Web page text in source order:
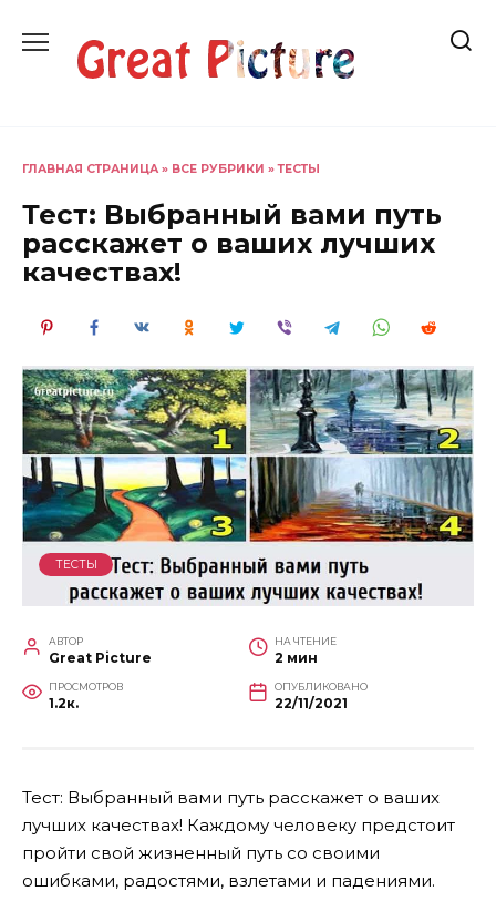
содержанию
ГЛАВНАЯ СТРАНИЦА » ВСЕ РУБРИКИ »ТЕСТЫ
Тест: Выбранный вами путь
расскажет о ваших лучших
качествах!
ТЕСТЫ
АВТОР
Great Picture
НА ЧТЕНИЕ
2 мин
ПРОСМОТРОВ
1.2к.
ОПУБЛИКОВАНО
22/11/2021
Тест: Выбранный вами путь расскажет о ваших
лучших качествах! Каждому человеку предстоит
пройти свой жизненный путь со своими
ошибками, радостями, взлетами и падениями.